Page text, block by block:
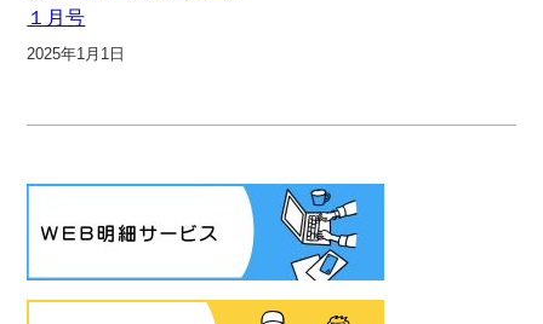
１月号
2025年1月1日